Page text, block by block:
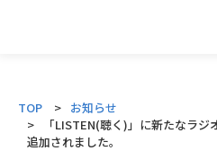
TOP
お知らせ
「LISTEN(聴く)」に新たなラ
追加されました。